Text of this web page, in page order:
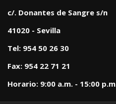
c/. Donantes de Sangre s/n
41020 - Sevilla
Tel: 954 50 26 30
Fax: 954 22 71 21
Horario: 9:00 a.m. - 15:00